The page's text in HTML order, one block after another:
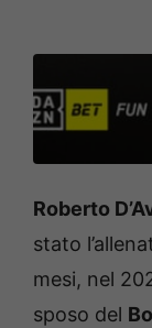
Roberto
stato
mesi, nel
sposo del